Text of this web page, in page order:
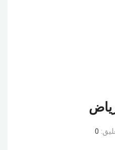
0